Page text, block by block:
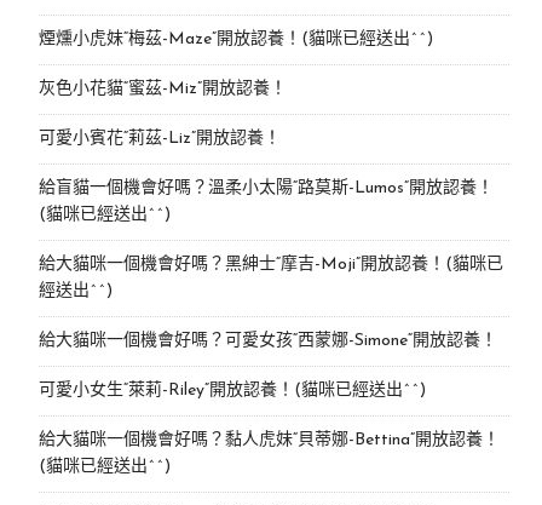
煙燻小虎妹“梅茲-Maze”開放認養！(貓咪已經送出^^)
灰色小花貓“蜜茲-Miz”開放認養！
可愛小賓花“莉茲-Liz”開放認養！
給盲貓一個機會好嗎？溫柔小太陽“路莫斯-Lumos”開放認養！
(貓咪已經送出^^)
給大貓咪一個機會好嗎？黑紳士“摩吉-Moji”開放認養！(貓咪已
經送出^^)
給大貓咪一個機會好嗎？可愛女孩“西蒙娜-Simone“開放認養！
可愛小女生“萊莉-Riley”開放認養！(貓咪已經送出^^)
給大貓咪一個機會好嗎？黏人虎妹“貝蒂娜-Bettina”開放認養！
(貓咪已經送出^^)